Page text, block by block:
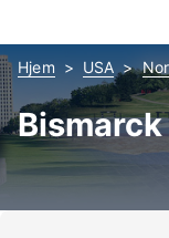
Hjem USA